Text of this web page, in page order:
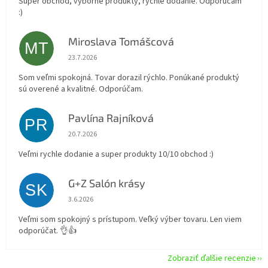
:)
MT Miroslava Tomášcová
Hodnotenie obchodu je 5 z 5 hviezdičiek.
23.7.2026
Som veľmi spokojná. Tovar dorazil rýchlo. Ponúkané produktý
sú overené a kvalitné. Odporúčam.
PR Pavlína Rajníková
Hodnotenie obchodu je 5 z 5 hviezdičiek.
20.7.2026
Veľmi rychle dodanie a super produkty 10/10 obchod :)
SK G+Z Salón krásy
Hodnotenie obchodu je 5 z 5 hviezdičiek.
3.6.2026
Veľmi som spokojný s prístupom. Veľký výber tovaru. Len viem
odporúčat. 👌👍
Zobraziť ďalšie recenzie